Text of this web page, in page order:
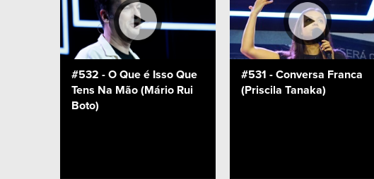
#532 - O Que é Isso Que
Tens Na Mão (Mário Rui
Boto)
#531 - Conversa Franca
(Priscila Tanaka)